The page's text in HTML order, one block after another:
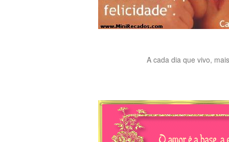
A cada dia que vivo,